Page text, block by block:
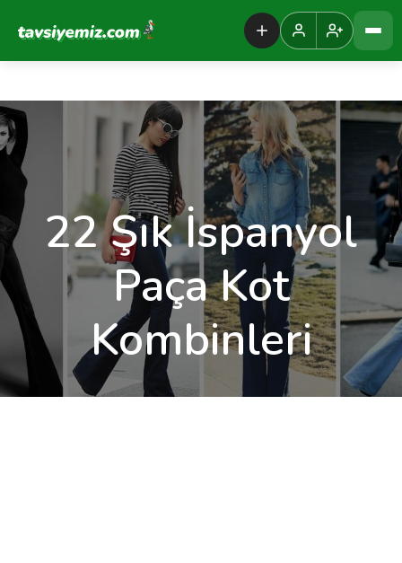
Tavsiyemiz Anasayfa
22 Şık İspanyol
Paça Kot
Kombinleri